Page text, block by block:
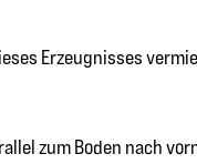
Erzeugnisses
zum Boden nach